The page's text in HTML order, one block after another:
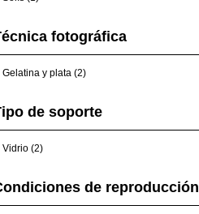
fotográfica
Gelatina y plata (2)
de soporte
Vidrio (2)
de reproducción